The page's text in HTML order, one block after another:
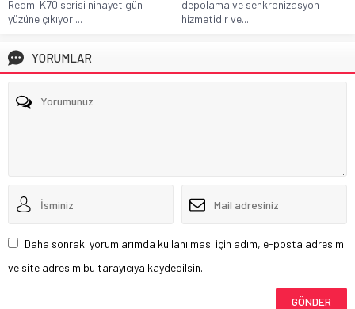
Redmi K70 serisi nihayet gün
yüzüne çıkıyor....
depolama ve senkronizasyon
hizmetidir ve...
YORUMLAR
Daha sonraki yorumlarımda kullanılması için adım, e-posta adresim
ve site adresim bu tarayıcıya kaydedilsin.